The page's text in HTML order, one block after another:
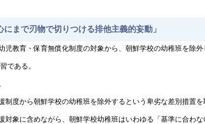
まで刃物で切りつける排他主義的妄動」
児教育・保育無償化制度の対象から、朝鮮学校の幼稚班を除
である。
制度から朝鮮学校の幼稚班を除外するという卑劣な差別措置
対象に含めながら、朝鮮学校幼稚班はいわゆる「基準に合わ